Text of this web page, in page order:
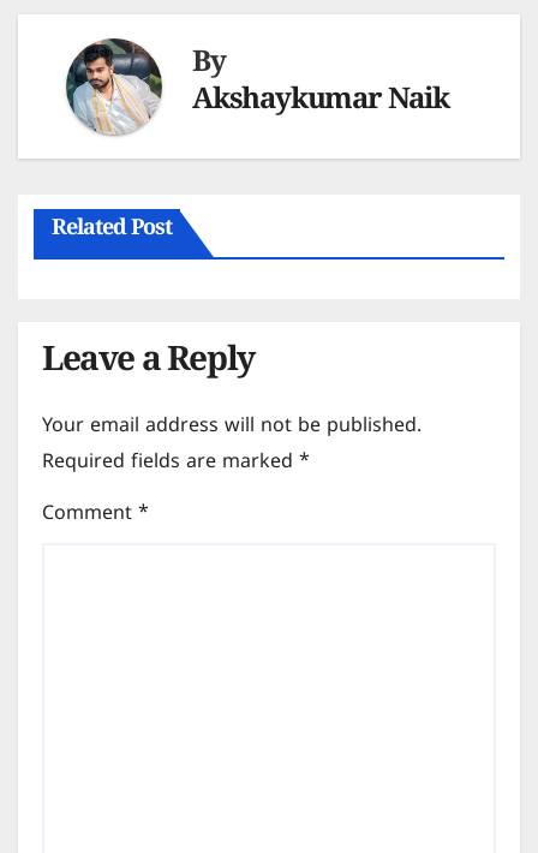
By
Akshaykumar Naik
Related Post
Leave a Reply
Your email address will not be published.
Required fields are marked *
Comment *